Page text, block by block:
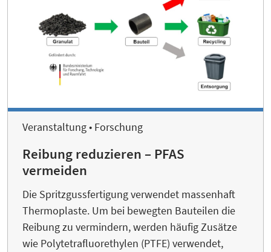
Veranstaltung • Forschung
Reibung reduzieren – PFAS
vermeiden
Die Spritzgussfertigung verwendet massenhaft
Thermoplaste. Um bei bewegten Bauteilen die
Reibung zu vermindern, werden häufig Zusätze
wie Polytetrafluorethylen (PTFE) verwendet,